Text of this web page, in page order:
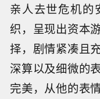
亲人去世危机的
织，呈现出资本
择，剧情紧凑且
深算以及细微的
完美，从他的表